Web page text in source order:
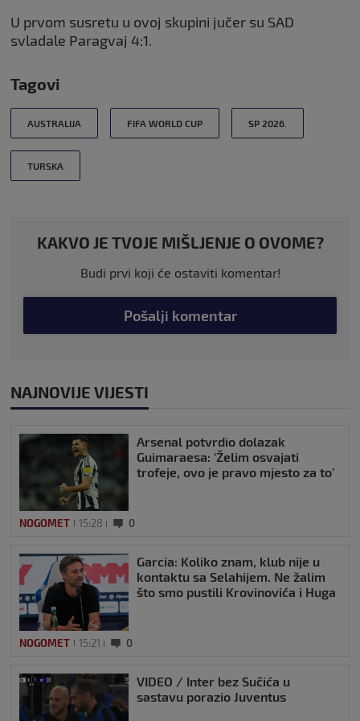
U prvom susretu u ovoj skupini jučer su SAD
svladale Paragvaj 4:1.
Tagovi
AUSTRALIJA FIFA WORLD CUP SP 2026.
TURSKA
KAKVO JE TVOJE MIŠLJENJE O OVOME?
Budi prvi koji će ostaviti komentar!
Pošalji komentar
NAJNOVIJE VIJESTI
Arsenal potvrdio dolazak
Guimaraesa: ‘Želim osvajati
trofeje, ovo je pravo mjesto za to’
NOGOMET 15:28 0
Garcia: Koliko znam, klub nije u
kontaktu sa Selahijem. Ne žalim
što smo pustili Krovinovića i Huga
NOGOMET 15:21 0
VIDEO / Inter bez Sučića u
sastavu porazio Juventus